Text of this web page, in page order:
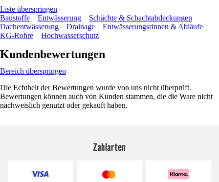
Liste überspringen
Baustoffe
Entwässerung
Schächte & Schachtabdeckungen
Dachentwässerung
Drainage
Entwässerungsrinnen & Abläufe
KG-Rohre
Hochwasserschutz
Kundenbewertungen
Bereich überspringen
Die Echtheit der Bewertungen wurde von uns nicht überprüft.
Bewertungen können auch von Kunden stammen, die die Ware nicht
nachweislich genutzt oder gekauft haben.
Zahlarten